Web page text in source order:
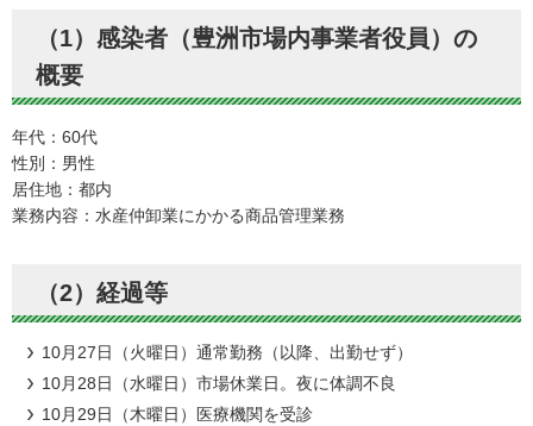
（1）感染者（豊洲市場内事業者役員）の
概要
年代：60代
性別：男性
居住地：都内
業務内容：水産仲卸業にかかる商品管理業務
（2）経過等
10月27日（火曜日）通常勤務（以降、出勤せず）
10月28日（水曜日）市場休業日。夜に体調不良
10月29日（木曜日）医療機関を受診